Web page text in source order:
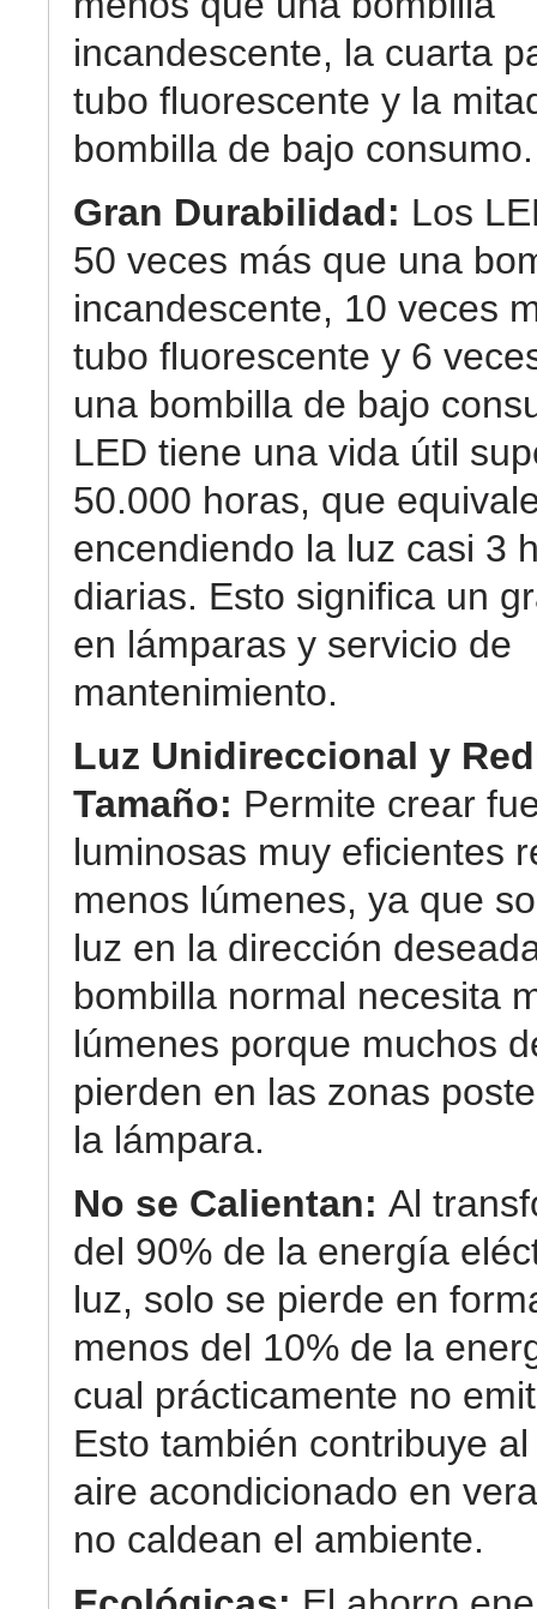
incandescente, la cuarta
tubo fluorescente y la
bombilla de bajo consumo.
Gran Durabilidad: Los
50 veces más que una
incandescente, 10 veces
tubo fluorescente y 6
una bombilla de bajo
LED tiene una vida útil
50.000 horas, que
encendiendo la luz casi 3
diarias. Esto significa un
en lámparas y servicio de
mantenimiento.
Luz Unidireccional y
Tamaño: Permite crear
luminosas muy eficientes
menos lúmenes, ya que
luz en la dirección
bombilla normal necesita
lúmenes porque muchos
pierden en las zonas
la lámpara.
No se Calientan: Al
del 90% de la energía
luz, solo se pierde en
menos del 10% de la
cual prácticamente no
Esto también contribuye
aire acondicionado en
no caldean el ambiente.